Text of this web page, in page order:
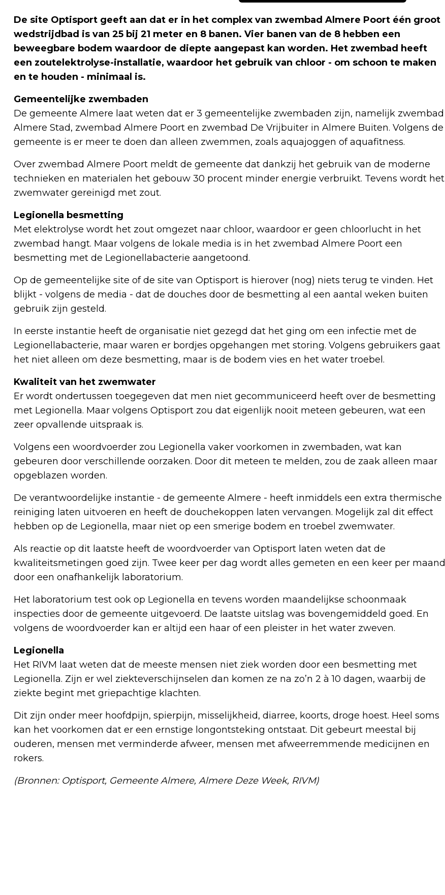
De site Optisport geeft aan dat er in het complex van zwembad Almere Poort één groot
wedstrijdbad is van 25 bij 21 meter en 8 banen. Vier banen van de 8 hebben een
beweegbare bodem waardoor de diepte aangepast kan worden. Het zwembad heeft
een zoutelektrolyse-installatie, waardoor het gebruik van chloor - om schoon te maken
en te houden - minimaal is.
Gemeentelijke zwembaden
De gemeente Almere laat weten dat er 3 gemeentelijke zwembaden zijn, namelijk zwembad
Almere Stad, zwembad Almere Poort en zwembad De Vrijbuiter in Almere Buiten. Volgens de
gemeente is er meer te doen dan alleen zwemmen, zoals aquajoggen of aquafitness.
Over zwembad Almere Poort meldt de gemeente dat dankzij het gebruik van de moderne
technieken en materialen het gebouw 30 procent minder energie verbruikt. Tevens wordt het
zwemwater gereinigd met zout.
Legionella besmetting
Met elektrolyse wordt het zout omgezet naar chloor, waardoor er geen chloorlucht in het
zwembad hangt. Maar volgens de lokale media is in het zwembad Almere Poort een
besmetting met de Legionellabacterie aangetoond.
Op de gemeentelijke site of de site van Optisport is hierover (nog) niets terug te vinden. Het
blijkt - volgens de media - dat de douches door de besmetting al een aantal weken buiten
gebruik zijn gesteld.
In eerste instantie heeft de organisatie niet gezegd dat het ging om een infectie met de
Legionellabacterie, maar waren er bordjes opgehangen met storing. Volgens gebruikers gaat
het niet alleen om deze besmetting, maar is de bodem vies en het water troebel.
Kwaliteit van het zwemwater
Er wordt ondertussen toegegeven dat men niet gecommuniceerd heeft over de besmetting
met Legionella. Maar volgens Optisport zou dat eigenlijk nooit meteen gebeuren, wat een
zeer opvallende uitspraak is.
Volgens een woordvoerder zou Legionella vaker voorkomen in zwembaden, wat kan
gebeuren door verschillende oorzaken. Door dit meteen te melden, zou de zaak alleen maar
opgeblazen worden.
De verantwoordelijke instantie - de gemeente Almere - heeft inmiddels een extra thermische
reiniging laten uitvoeren en heeft de douchekoppen laten vervangen. Mogelijk zal dit effect
hebben op de Legionella, maar niet op een smerige bodem en troebel zwemwater.
Als reactie op dit laatste heeft de woordvoerder van Optisport laten weten dat de
kwaliteitsmetingen goed zijn. Twee keer per dag wordt alles gemeten en een keer per maand
door een onafhankelijk laboratorium.
Het laboratorium test ook op Legionella en tevens worden maandelijkse schoonmaak
inspecties door de gemeente uitgevoerd. De laatste uitslag was bovengemiddeld goed. En
volgens de woordvoerder kan er altijd een haar of een pleister in het water zweven.
Legionella
Het RIVM laat weten dat de meeste mensen niet ziek worden door een besmetting met
Legionella. Zijn er wel ziekteverschijnselen dan komen ze na zo’n 2 à 10 dagen, waarbij de
ziekte begint met griepachtige klachten.
Dit zijn onder meer hoofdpijn, spierpijn, misselijkheid, diarree, koorts, droge hoest. Heel soms
kan het voorkomen dat er een ernstige longontsteking ontstaat. Dit gebeurt meestal bij
ouderen, mensen met verminderde afweer, mensen met afweerremmende medicijnen en
rokers.
(Bronnen: Optisport, Gemeente Almere, Almere Deze Week, RIVM)